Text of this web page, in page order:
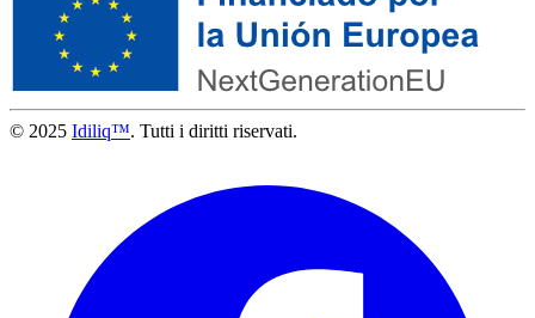
© 2025 Idiliq™. Tutti i diritti riservati.